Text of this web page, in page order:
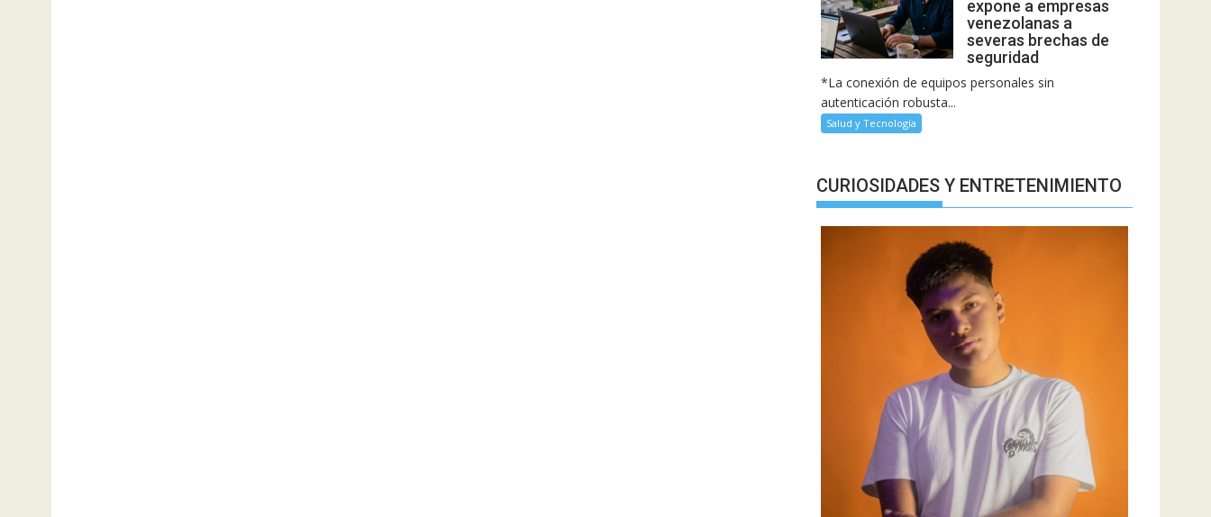
expone a empresas
venezolanas a
severas brechas de
seguridad
*La conexión de equipos personales sin
autenticación robusta...
Salud y Tecnología
CURIOSIDADES Y ENTRETENIMIENTO